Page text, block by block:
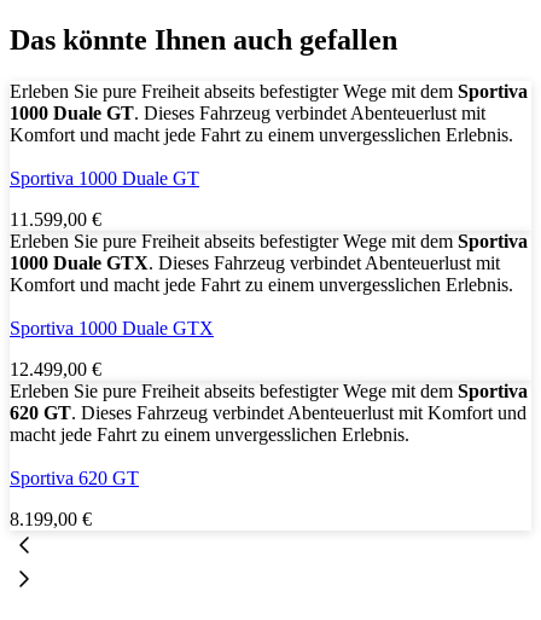
Das könnte Ihnen auch gefallen
Erleben Sie pure Freiheit abseits befestigter Wege mit dem Sportiva
1000 Duale GT. Dieses Fahrzeug verbindet Abenteuerlust mit
Komfort und macht jede Fahrt zu einem unvergesslichen Erlebnis.
Sportiva 1000 Duale GT
11.599,00 €
Erleben Sie pure Freiheit abseits befestigter Wege mit dem Sportiva
1000 Duale GTX. Dieses Fahrzeug verbindet Abenteuerlust mit
Komfort und macht jede Fahrt zu einem unvergesslichen Erlebnis.
Sportiva 1000 Duale GTX
12.499,00 €
Erleben Sie pure Freiheit abseits befestigter Wege mit dem Sportiva
620 GT. Dieses Fahrzeug verbindet Abenteuerlust mit Komfort und
macht jede Fahrt zu einem unvergesslichen Erlebnis.
Sportiva 620 GT
8.199,00 €